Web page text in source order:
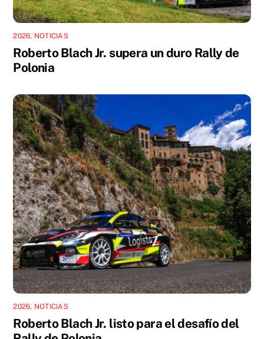
2026, NOTICIAS
Roberto Blach Jr. supera un duro Rally de
Polonia
2026, NOTICIAS
Roberto Blach Jr. listo para el desafío del